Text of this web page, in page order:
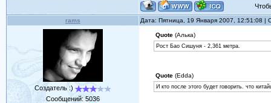
rams Дата: Пятница, 19 Января 2007, 12:51:08 |
Создатель :)
Сообщений: 5036
Quote(Алька)
Рост Бао Сишуня - 2,361 метра.
Quote(Edda)
И кто после этого будет говорить. что